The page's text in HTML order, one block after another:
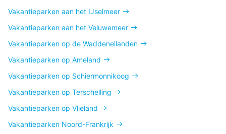
Vakantieparken aan het IJselmeer
Vakantieparken aan het Veluwemeer
Vakantieparken op de Waddeneilanden
Vakantieparken op Ameland
Vakantieparken op Schiermonnikoog
Vakantieparken op Terschelling
Vakantieparken op Vlieland
Vakantieparken Noord-Frankrijk